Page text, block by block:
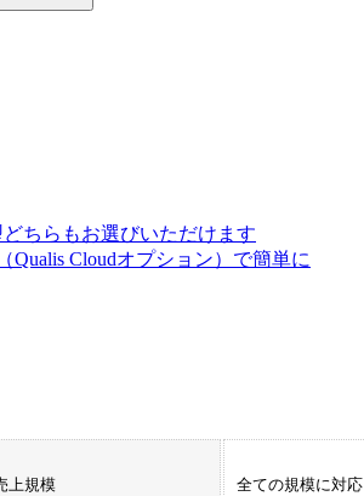
ちらもお選びいただけます
Qualis Cloudオプション）で簡単に
上規模 全ての規模に対応